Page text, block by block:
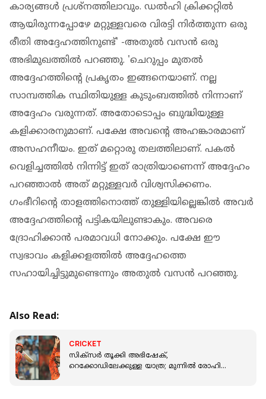
കാര്യങ്ങള്‍ പ്രശ്‌നത്തിലാവും. ഡല്‍ഹി ക്രിക്കറ്റില്‍
ആയിരുന്നപ്പോഴേ മറ്റുള്ളവരെ വിരട്ടി നിര്‍ത്തുന്ന ഒരു
രീതി അദ്ദേഹത്തിനുണ്ട്' -അതുല്‍ വസന്‍ ഒരു
അഭിമുഖത്തില്‍ പറഞ്ഞു. 'ചെറുപ്പം മുതല്‍
അദ്ദേഹത്തിന്റെ പ്രകൃതം ഇങ്ങനെയാണ്. നല്ല
സാമ്പത്തിക സ്ഥിതിയുള്ള കുടുംബത്തില്‍ നിന്നാണ്
അദ്ദേഹം വരുന്നത്. അതോടൊപ്പം ബുദ്ധിയുള്ള
കളിക്കാരനുമാണ്. പക്ഷേ അവന്റെ അഹങ്കാരമാണ്
അസഹനീയം. ഇത് മറ്റൊരു തലത്തിലാണ്. പകല്‍
വെളിച്ചത്തില്‍ നിന്നിട്ട് ഇത് രാത്രിയാണെന്ന് അദ്ദേഹം
പറഞ്ഞാല്‍ അത് മറ്റുള്ളവര്‍ വിശ്വസിക്കണം.
ഗംഭീറിന്റെ താളത്തിനൊത്ത് തുള്ളിയില്ലെങ്കില്‍ അവര്‍
അദ്ദേഹത്തിന്റെ പട്ടികയിലുണ്ടാകും. അവരെ
ദ്രോഹിക്കാന്‍ പരമാവധി നോക്കും. പക്ഷേ ഈ
സ്വഭാവം കളിക്കളത്തില്‍ അദ്ദേഹത്തെ
സഹായിച്ചിട്ടുമുണ്ടെന്നും അതുല്‍ വസന്‍ പറഞ്ഞു.
Also Read:
CRICKET
സിക്‌സര്‍ തൂക്കി അഭിഷേക്,
റെക്കോഡിലേക്കുള്ള യാത്ര; മുന്നില്‍ രോഹിതും